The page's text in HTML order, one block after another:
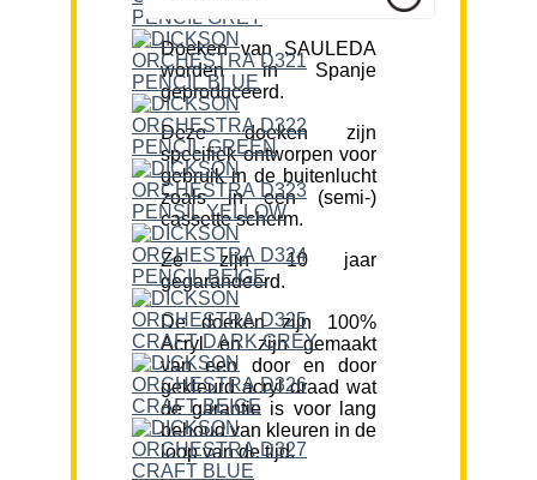
Doeken van SAULEDA
worden in Spanje
geproduceerd.
Deze doeken zijn
specifiek ontworpen voor
gebruik in de buitenlucht
zoals in een (semi-)
cassette scherm.
Ze zijn 10 jaar
gegarandeerd.
De doeken zijn 100%
Acryl en zijn gemaakt
van een door en door
gekleurd acryl draad wat
de garantie is voor lang
behoud van kleuren in de
loop van de tijd.